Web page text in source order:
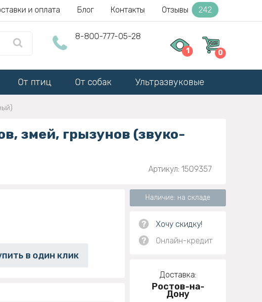
и оплата Блог Контакты Отзывы 242
8-800-777-05-28
1 0
От птиц От собак Ультразвуковые
змей, грызунов (звуко-
Артикул: 1509357
в один клик
Наличие: на складе
?
Хочу скидку!
?
Онлайн-кредит
Доставка:
Ростов-на-
Дону